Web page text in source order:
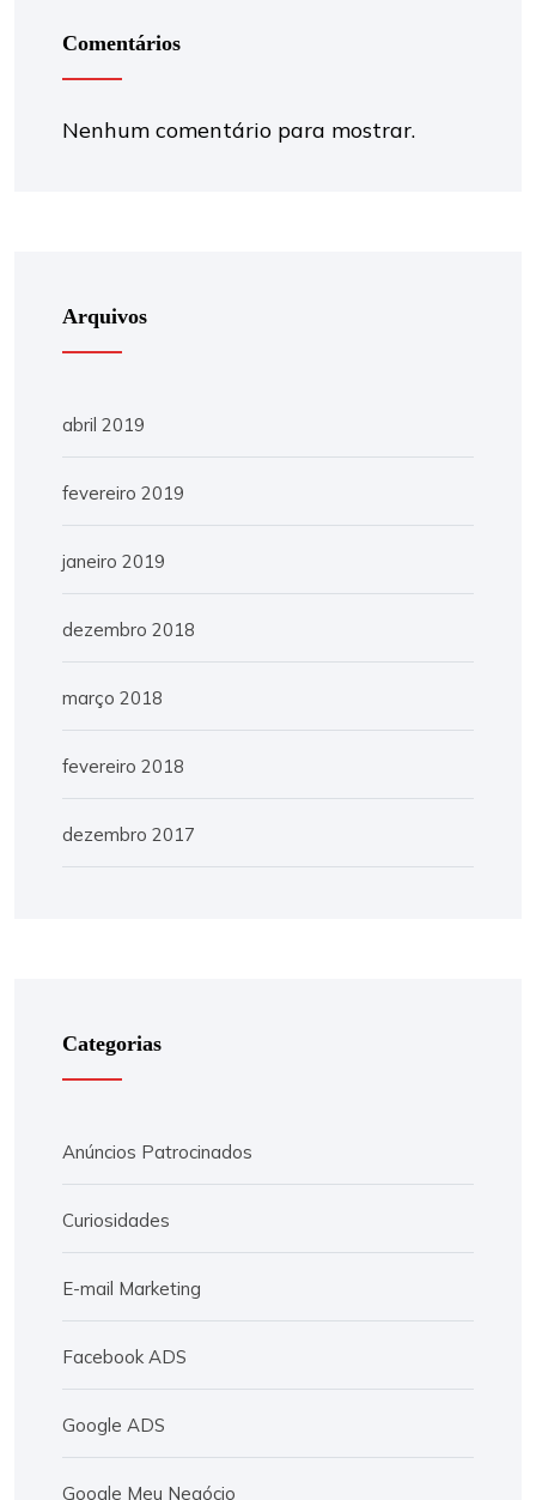
Comentários
Nenhum comentário para mostrar.
Arquivos
abril 2019
fevereiro 2019
janeiro 2019
dezembro 2018
março 2018
fevereiro 2018
dezembro 2017
Categorias
Anúncios Patrocinados
Curiosidades
E-mail Marketing
Facebook ADS
Google ADS
Google Meu Negócio